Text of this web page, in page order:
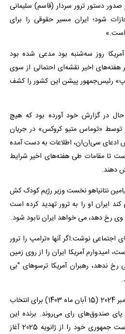
دستور ترور سردار (قاسم) سلیمانی
شود؛ ایران مسیر حقوقی را برای
است.»
روز سه‌شنبه بود مدعی شده بود
هفته‌های اخیر نقشه‌ای احتمالی از سوی
رئیس‌جمهور پیشن این کشور را کشف
حال در گزارش خود آورده بود که هیچ
توسط «توماس متیو کروکس» در جریان
ادعای سی‌ان‌ان، اطلاعات به دست آمده
تا مقامات طی هفته‌های اخیر شرایط
دهند.
نتانیاهو نخست وزیر رژیم کودک کش
ایران او را به ترور تهدید کرده است
وی رخ دهد، می خواهد ایران نابود شود.
اجتماعی نوشت:اگر آنها «ترامپ را ترور
امیدوارم آمریکا ایران را از روی زمین
رخ ندهد، رهبران آمریکا ترسوهای "بی
آمریکایی‌ها روز سه شنبه 5 نوامبر 2024 (15 آبان ماه 1403) برای انتخاب
صندوق‌های رای می‌روند. برنده این
انتخابات، دوره چهار ساله ریاست جمهوری خود را از ژانویه 2025 آغاز